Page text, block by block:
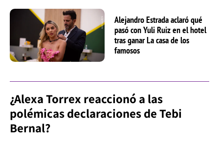
Alejandro Estrada aclaró qué
pasó con Yuli Ruiz en el hotel
tras ganar La casa de los
famosos
¿Alexa Torrex reaccionó a las
polémicas declaraciones de Tebi
Bernal?